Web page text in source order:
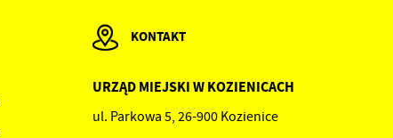
KONTAKT
URZĄD MIEJSKI W KOZIENICACH
ul. Parkowa 5, 26-900 Kozienice